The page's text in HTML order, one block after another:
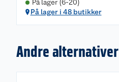
På lager (6-20)
På lager i 48 butikker
Andre alternativer